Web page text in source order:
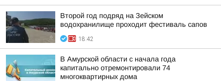
Второй год подряд на Зейском
водохранилище проходит фестиваль сапов
18:42
В Амурской области с начала года
капитально отремонтировали 74
многоквартирных дома